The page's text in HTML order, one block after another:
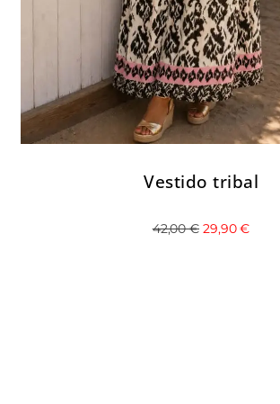
Vestido tribal
29,90€